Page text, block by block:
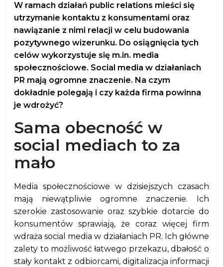
W ramach działań public relations mieści się
utrzymanie kontaktu z konsumentami oraz
nawiązanie z nimi relacji w celu budowania
pozytywnego wizerunku. Do osiągnięcia tych
celów wykorzystuje się m.in. media
społecznościowe. Social media w działaniach
PR mają ogromne znaczenie. Na czym
dokładnie polegają i czy każda firma powinna
je wdrożyć?
Sama obecność w
social mediach to za
mało
Media społecznościowe w dzisiejszych czasach
mają niewątpliwie ogromne znaczenie. Ich
szerokie zastosowanie oraz szybkie dotarcie do
konsumentów sprawiają, że coraz więcej firm
wdraża social media w działaniach PR. Ich główne
zalety to możliwość łatwego przekazu, dbałość o
stały kontakt z odbiorcami, digitalizacja informacji